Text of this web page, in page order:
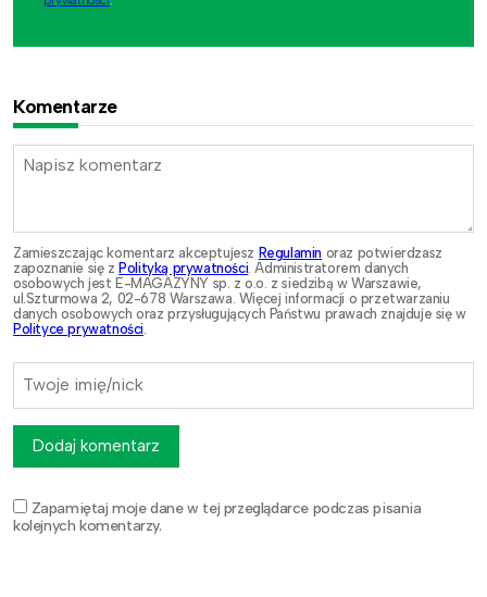
Komentarze
Zamieszczając komentarz akceptujesz Regulamin oraz potwierdzasz
zapoznanie się z Polityką prywatności . Administratorem danych
osobowych jest E-MAGAZYNY sp. z o.o. z siedzibą w Warszawie,
ul.Szturmowa 2, 02-678 Warszawa. Więcej informacji o przetwarzaniu
danych osobowych oraz przysługujących Państwu prawach znajduje się w
Polityce prywatności
Zapamiętaj moje dane w tej przeglądarce podczas pisania
kolejnych komentarzy.
Dodaj komentarz